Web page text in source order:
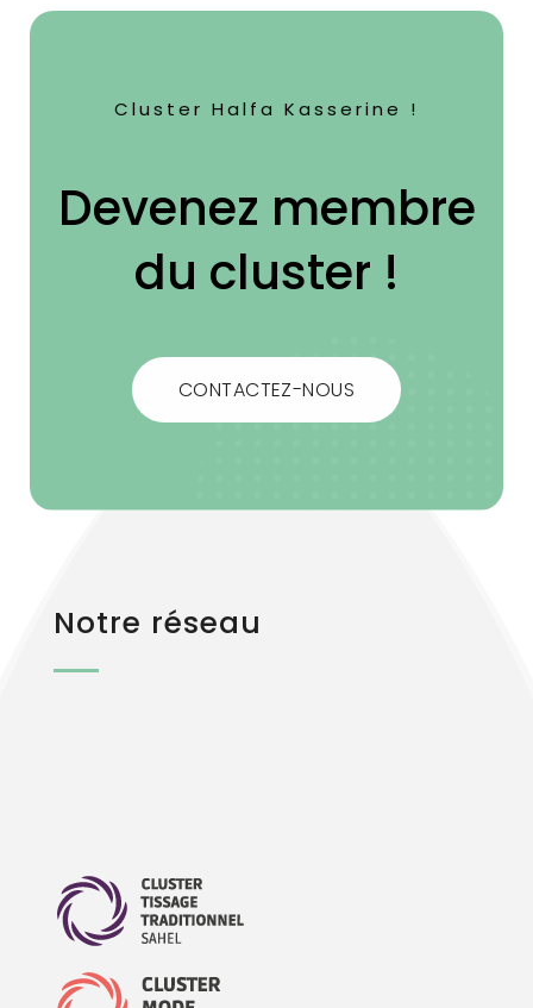
Cluster Halfa Kasserine !
Devenez membre
du cluster !
CONTACTEZ-NOUS
Notre réseau